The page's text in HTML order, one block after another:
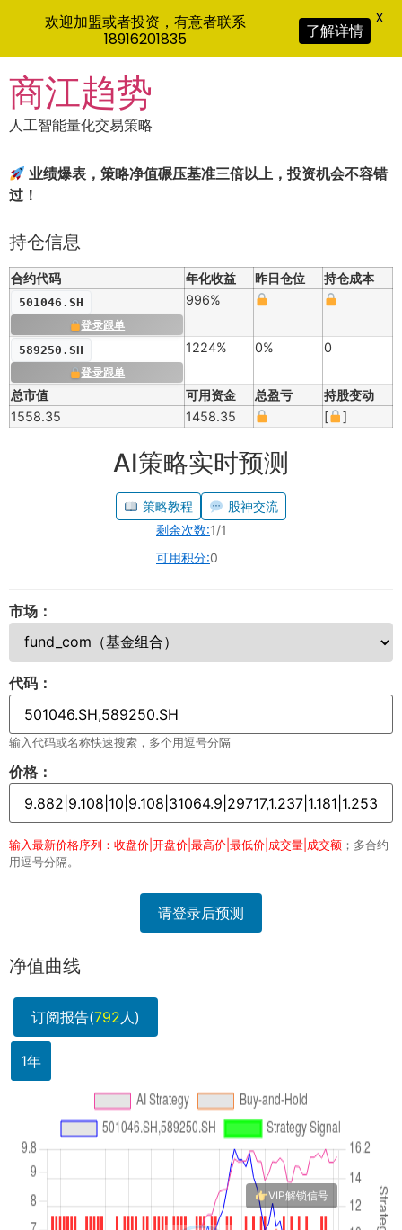
to
content
商江趋势
人工智能量化交易策略
业绩爆表，策略净值碾压基准三倍以上，投资机会不容错
过！
持仓信息
合约代码 年化收益 昨日仓位 持仓成本
501046.SH
登录跟单
996%
589250.SH
登录跟单
1224% 0% 0
总市值 可用资金 总盈亏
持股变动
1558.35
1458.35 [ ]
AI策略实时预测
策略教程
股神交流
剩余次数:1/1
可用积分:0
市场：
代码：
输入代码或名称快速搜索，多个用逗号分隔
价格：
输入最新价格序列：收盘价|开盘价|最高价|最低价|成交量|成交额 ；多合约
用逗号分隔。
请登录后预测
净值曲线
订阅报告(792人)
1年
欢迎加盟或者投资，有意者联系
18916201835
了解详情
X